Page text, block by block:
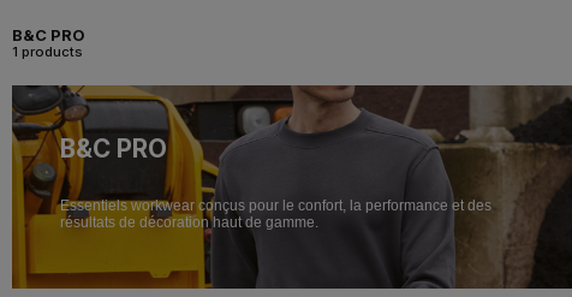
B&C PRO
1 products
B&C PRO
Essentiels workwear conçus pour le confort, la performance et des
résultats de décoration haut de gamme.